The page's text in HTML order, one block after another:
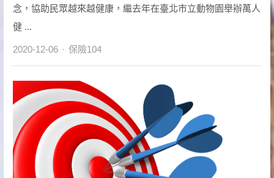
念，協助民眾越來越健康，繼去年在臺北市立動物園舉辦萬人
健 ...
2020-12-06 Author
保險104